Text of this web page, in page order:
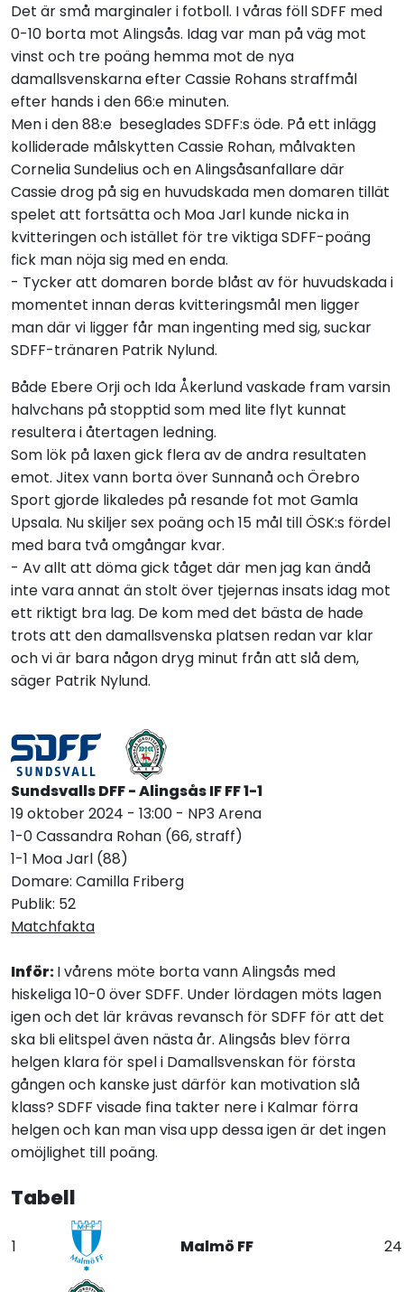
Det är små marginaler i fotboll. I våras föll SDFF med
0-10 borta mot Alingsås. Idag var man på väg mot
vinst och tre poäng hemma mot de nya
damallsvenskarna efter Cassie Rohans straffmål
efter hands i den 66:e minuten.
Men i den 88:e beseglades SDFF:s öde. På ett inlägg
kolliderade målskytten Cassie Rohan, målvakten
Cornelia Sundelius och en Alingsåsanfallare där
Cassie drog på sig en huvudskada men domaren tillät
spelet att fortsätta och Moa Jarl kunde nicka in
kvitteringen och istället för tre viktiga SDFF-poäng
fick man nöja sig med en enda.
- Tycker att domaren borde blåst av för huvudskada i
momentet innan deras kvitteringsmål men ligger
man där vi ligger får man ingenting med sig, suckar
SDFF-tränaren Patrik Nylund.
Både Ebere Orji och Ida Åkerlund vaskade fram varsin
halvchans på stopptid som med lite flyt kunnat
resultera i återtagen ledning.
Som lök på laxen gick flera av de andra resultaten
emot. Jitex vann borta över Sunnanå och Örebro
Sport gjorde likaledes på resande fot mot Gamla
Upsala. Nu skiljer sex poäng och 15 mål till ÖSK:s fördel
med bara två omgångar kvar.
- Av allt att döma gick tåget där men jag kan ändå
inte vara annat än stolt över tjejernas insats idag mot
ett riktigt bra lag. De kom med det bästa de hade
trots att den damallsvenska platsen redan var klar
och vi är bara någon dryg minut från att slå dem,
säger Patrik Nylund.
Sundsvalls DFF - Alingsås IF FF 1-1
19 oktober 2024 - 13:00 - NP3 Arena
1-0 Cassandra Rohan (66, straff)
1-1 Moa Jarl (88)
Domare: Camilla Friberg
Publik: 52
Matchfakta
Inför:I vårens möte borta vann Alingsås med
hiskeliga 10-0 över SDFF. Under lördagen möts lagen
igen och det lär krävas revansch för SDFF för att det
ska bli elitspel även nästa år. Alingsås blev förra
helgen klara för spel i Damallsvenskan för första
gången och kanske just därför kan motivation slå
klass? SDFF visade fina takter nere i Kalmar förra
helgen och kan man visa upp dessa igen är det ingen
omöjlighet till poäng.
Tabell
1 Malmö FF 24